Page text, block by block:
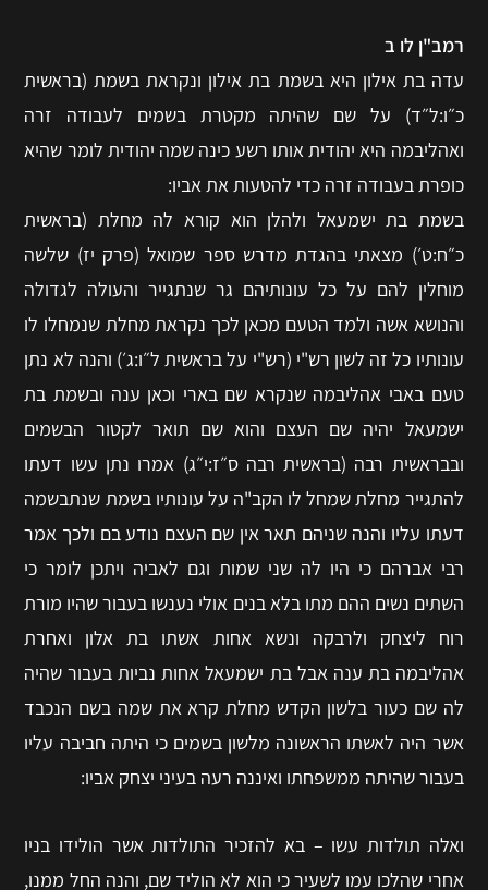
רמב"ן לו ב
עדה בת אילון היא בשמת בת אילון ונקראת בשמת (בראשית
כ״ו:ל״ד) על שם שהיתה מקטרת בשמים לעבודה זרה
ואהליבמה היא יהודית אותו רשע כינה שמה יהודית לומר שהיא
כופרת בעבודה זרה כדי להטעות את אביו:
בשמת בת ישמעאל ולהלן הוא קורא לה מחלת (בראשית
כ״ח:ט׳) מצאתי בהגדת מדרש ספר שמואל (פרק יז) שלשה
מוחלין להם על כל עונותיהם גר שנתגייר והעולה לגדולה
והנושא אשה ולמד הטעם מכאן לכך נקראת מחלת שנמחלו לו
עונותיו כל זה לשון רש"י (רש"י על בראשית ל״ו:ג׳) והנה לא נתן
טעם באבי אהליבמה שנקרא שם בארי וכאן ענה ובשמת בת
ישמעאל יהיה שם העצם והוא שם תואר לקטור הבשמים
ובבראשית רבה (בראשית רבה ס״ז:י״ג) אמרו נתן עשו דעתו
להתגייר מחלת שמחל לו הקב"ה על עונותיו בשמת שנתבשמה
דעתו עליו והנה שניהם תאר אין שם העצם נודע בם ולכך אמר
רבי אברהם כי היו לה שני שמות וגם לאביה ויתכן לומר כי
השתים נשים ההם מתו בלא בנים אולי נענשו בעבור שהיו מורת
רוח ליצחק ולרבקה ונשא אחות אשתו בת אלון ואחרת
אהליבמה בת ענה אבל בת ישמעאל אחות נביות בעבור שהיה
לה שם כעור בלשון הקדש מחלת קרא את שמה בשם הנכבד
אשר היה לאשתו הראשונה מלשון בשמים כי היתה חביבה עליו
בעבור שהיתה ממשפחתו ואיננה רעה בעיני יצחק אביו:
ואלה תולדות עשו – בא להזכיר התולדות אשר הולידו בניו
אחרי שהלכו עמו לשעיר כי הוא לא הוליד שם, והנה החל ממנו,